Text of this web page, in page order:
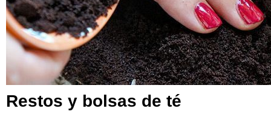
Restos y bolsas de té